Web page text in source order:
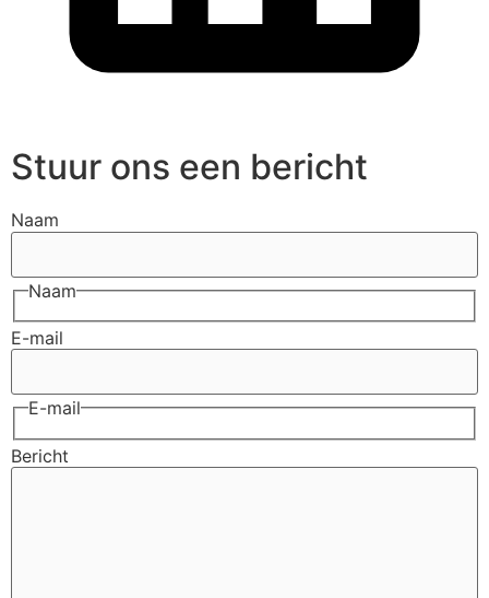
Stuur ons een bericht
Naam
Naam
E-mail
E-mail
Bericht